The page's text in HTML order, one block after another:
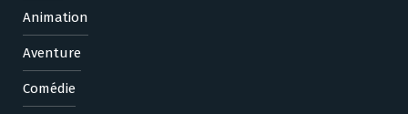
Animation
Aventure
Comédie